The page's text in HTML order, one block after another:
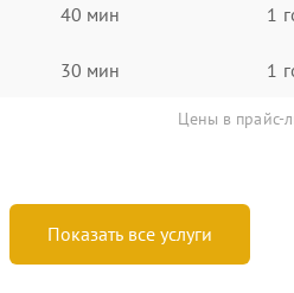
40 мин 1
30 мин 1
Цены в прайс-
Показать все услуги